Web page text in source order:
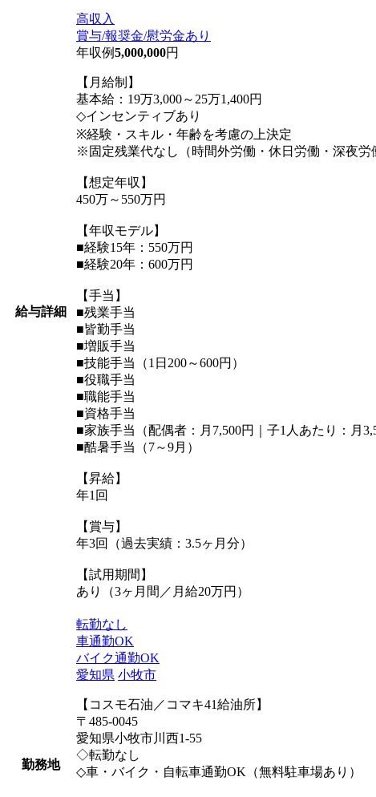
給与詳細
高収入
賞与/報奨金/慰労金あり
年収例5,000,000円
【月給制】
基本給：19万3,000～25万1,400円
◇インセンティブあり
※経験・スキル・年齢を考慮の上決定
※固定残業代なし（時間外労働・休日労働・深夜労
【想定年収】
450万～550万円
【年収モデル】
■経験15年：550万円
■経験20年：600万円
【手当】
■残業手当
■皆勤手当
■増販手当
■技能手当（1日200～600円）
■役職手当
■職能手当
■資格手当
■家族手当（配偶者：月7,500円｜子1人あたり：月
■酷暑手当（7～9月）
【昇給】
年1回
【賞与】
年3回（過去実績：3.5ヶ月分）
【試用期間】
あり（3ヶ月間／月給20万円）
勤務地
転勤なし
車通勤OK
バイク通勤OK
愛知県 小牧市
【コスモ石油／コマキ41給油所】
〒485-0045
愛知県小牧市川西1-55
◇転勤なし
◇車・バイク・自転車通勤OK（無料駐車場あり）